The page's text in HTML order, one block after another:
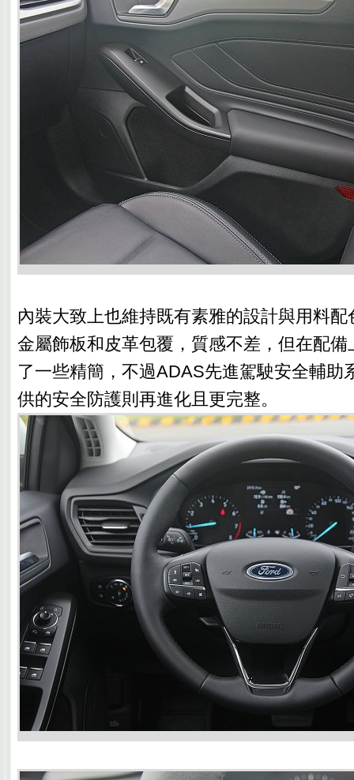
內裝大致上也維持既有素雅的設計與用料
金屬飾板和皮革包覆，質感不差，但在配
了一些精簡，不過ADAS先進駕駛安全輔助
供的安全防護則再進化且更完整。